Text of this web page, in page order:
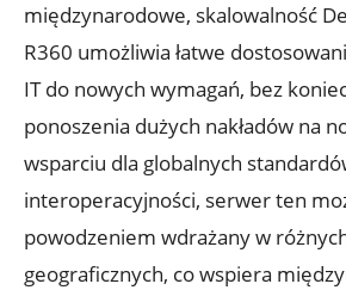
międzynarodowe, skalowalność
R360 umożliwia łatwe
IT do nowych wymagań, bez
ponoszenia dużych nakładów na
wsparciu dla globalnych
interoperacyjności, serwer ten
powodzeniem wdrażany w
geograficznych, co wspiera